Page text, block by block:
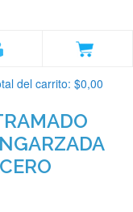
del carrito: $0,00